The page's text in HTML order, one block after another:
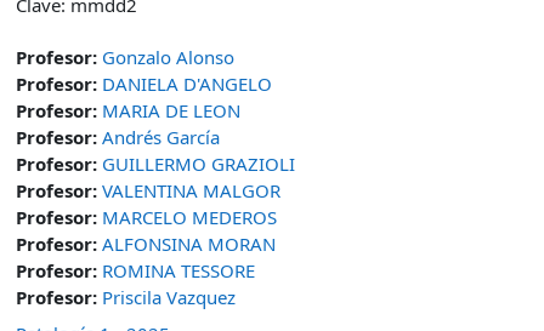
Profesor: Gonzalo Alonso
Profesor: DANIELA D'ANGELO
Profesor: MARIA DE LEON
Profesor: Andrés García
Profesor: GUILLERMO GRAZIOLI
Profesor: VALENTINA MALGOR
Profesor: MARCELO MEDEROS
Profesor: ALFONSINA MORAN
Profesor: ROMINA TESSORE
Profesor: Priscila Vazquez